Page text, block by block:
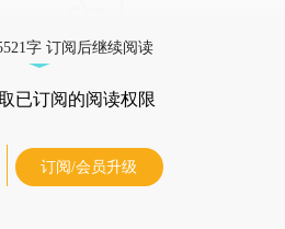
字 订阅后继续阅读
已订阅的阅读权限
订阅/会员升级